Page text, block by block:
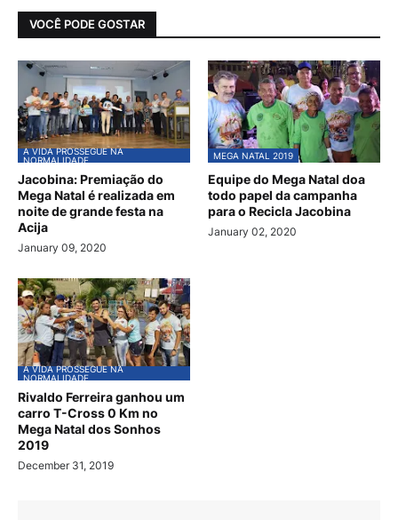
VOCÊ PODE GOSTAR
A VIDA PROSSEGUE NA
NORMALIDADE
Jacobina: Premiação do
Mega Natal é realizada em
noite de grande festa na
Acija
January 09, 2020
MEGA NATAL 2019
Equipe do Mega Natal doa
todo papel da campanha
para o Recicla Jacobina
January 02, 2020
A VIDA PROSSEGUE NA
NORMALIDADE
Rivaldo Ferreira ganhou um
carro T-Cross 0 Km no
Mega Natal dos Sonhos
2019
December 31, 2019